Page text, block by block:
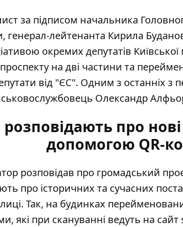
за підписом начальника
генерал-лейтенанта Кирила
окремих депутатів
на дві частини та
від "ЄС". Одним з останніх з
Олександр
про
допомогою QR-
розповідав про громадський
про історичних та сучасних
Так, на будинках
які при скануванні ведуть на